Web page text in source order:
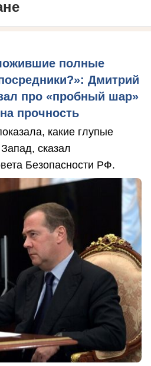
полные
Дмитрий
про «пробный шар»
прочность
какие глупые
сказал
Безопасности РФ.